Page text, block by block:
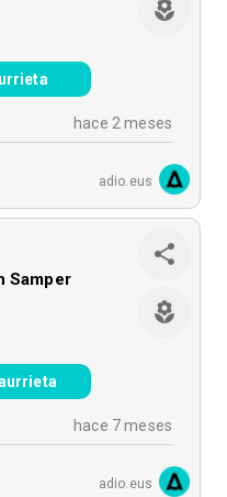
hace 2 meses
adio.eus
Samper
hace 7 meses
adio.eus